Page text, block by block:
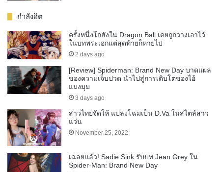
กำลังฮิต
ครั้งหนึ่งโกฮังใน Dragon Ball เคยถูกวางเอาไว้
ในบทพระเอกแต่สุดท้ายก็หายไป
2 days ago
[Review] Spiderman: Brand New Day บาดแผล
ของความเจ็บปวด นำไปสู่การเติบโตของไอ้
แมงมุม
3 days ago
สาวไทยจัดให้ แปลงโฉมเป็น D.Va ในสไตล์สาว
แว่น
November 25, 2022
เฉลยแล้ว! Sadie Sink รับบท Jean Grey ใน
Spider-Man: Brand New Day